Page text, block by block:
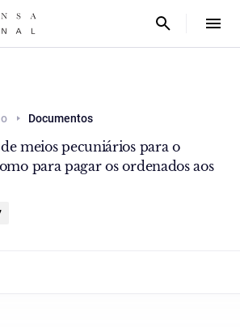
Documentos
meios pecuniários para o
para pagar os ordenados aos